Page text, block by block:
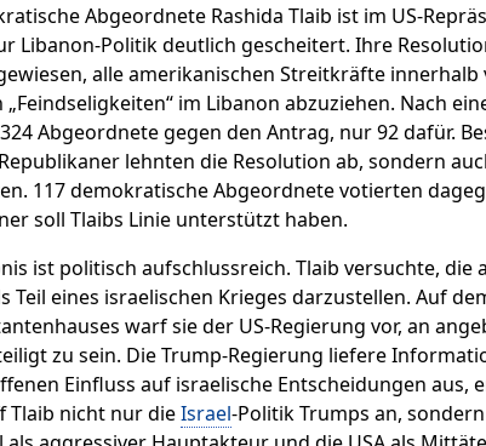
Abgeordnete Rashida Tlaib ist im US-
Libanon-Politik deutlich gescheitert. Ihre
alle amerikanischen Streitkräfte innerhalb
im Libanon abzuziehen. Nach
Abgeordnete gegen den Antrag, nur 92 dafür.
lehnten die Resolution ab, sondern
117 demokratische Abgeordnete votierten
soll Tlaibs Linie unterstützt haben.
ist politisch aufschlussreich. Tlaib versuchte, die
Teil eines israelischen Krieges darzustellen. Auf
warf sie der US-Regierung vor, an
zu sein. Die Trump-Regierung liefere
Einfluss auf israelische Entscheidungen aus,
Tlaib nicht nur dieIsrael-Politik Trumps an,